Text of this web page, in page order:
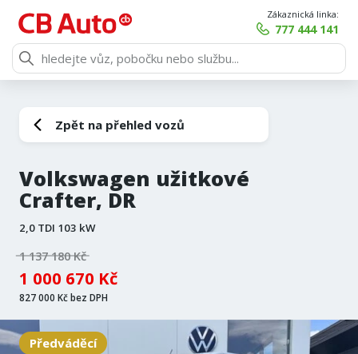
Zákaznická linka:
777 444 141
Zpět na přehled vozů
Volkswagen užitkové
Crafter, DR
2,0 TDI 103 kW
1 137 180 Kč
1 000 670 Kč
827 000 Kč bez DPH
Předváděcí